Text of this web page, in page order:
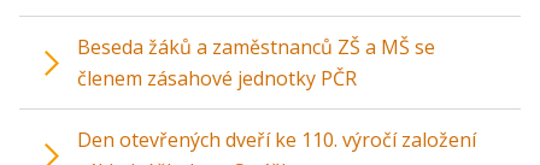
Beseda žáků a zaměstnanců ZŠ a MŠ se
členem zásahové jednotky PČR
Den otevřených dveří ke 110. výročí založení